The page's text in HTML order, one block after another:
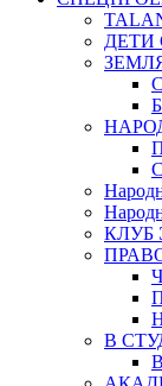
ДЕТИ
КЛУБ
В